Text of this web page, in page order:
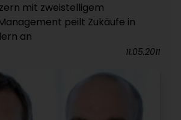
mit zweistelligem
peilt Zukäufe in
an
11.05.2011